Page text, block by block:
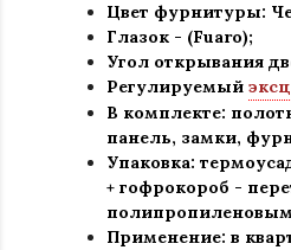
Цвет фурнитуры:
Глазок - (Fuaro);
Угол открывания
Регулируемый
В комплекте:
панель, замки,
Упаковка:
+ гофрокороб -
Применение: в